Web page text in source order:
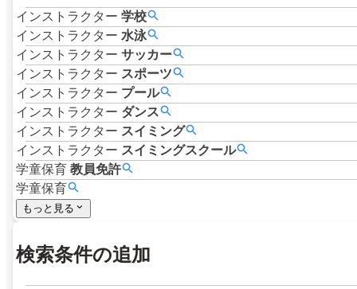
インストラクター 学校
インストラクター 水泳
インストラクター サッカー
インストラクター スポーツ
インストラクター プール
インストラクター ダンス
インストラクター スイミング
インストラクター スイミングスクール
学童保育 教員免許
学童保育
もっと見る
検索条件の追加